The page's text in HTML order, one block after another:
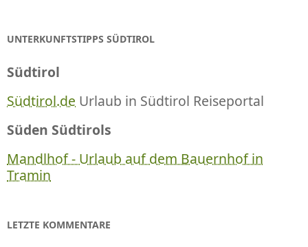
UNTERKUNFTSTIPPS SÜDTIROL
Südtirol
Südtirol.de Urlaub in Südtirol Reiseportal
Süden Südtirols
Mandlhof - Urlaub auf dem Bauernhof in
Tramin
LETZTE KOMMENTARE